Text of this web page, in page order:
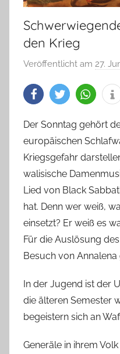
den Krieg
Veröffentlicht am 27.
Der Sonntag gehört
europäischen
Kriegsgefahr
walisische
Lied von Black
hat. Denn wer weiß,
einsetzt? Er weiß es
Für die Auslösung
Besuch von Annalena
In der Jugend ist der
die älteren Semester
begeistern sich an
Generäle in ihrem